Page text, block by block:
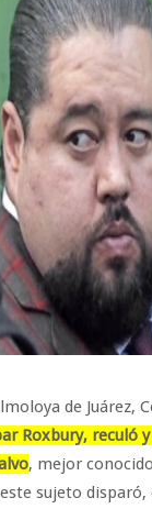
de Juárez,
Roxbury, reculó
, mejor
sujeto